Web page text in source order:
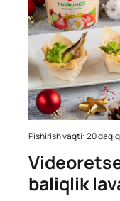
Pishirish vaqti: 20
baliqlik